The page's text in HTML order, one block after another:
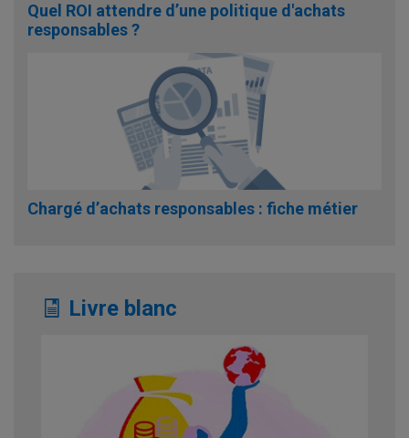
Quel ROI attendre d’une politique d'achats
responsables ?
Chargé d’achats responsables : fiche métier
Livre blanc